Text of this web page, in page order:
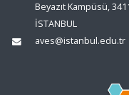
Beyazıt Kampüsü,
İSTANBUL
aves@istanbul.edu.tr